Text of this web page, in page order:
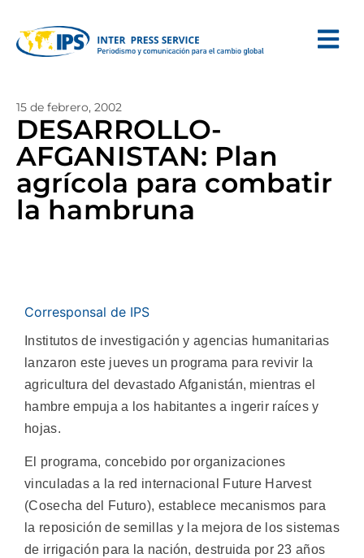
15 de febrero, 2002
DESARROLLO-
AFGANISTAN: Plan
agrícola para combatir
la hambruna
Corresponsal de IPS
Institutos de investigación y agencias humanitarias
lanzaron este jueves un programa para revivir la
agricultura del devastado Afganistán, mientras el
hambre empuja a los habitantes a ingerir raíces y
hojas.
El programa, concebido por organizaciones
vinculadas a la red internacional Future Harvest
(Cosecha del Futuro), establece mecanismos para
la reposición de semillas y la mejora de los sistemas
de irrigación para la nación, destruida por 23 años